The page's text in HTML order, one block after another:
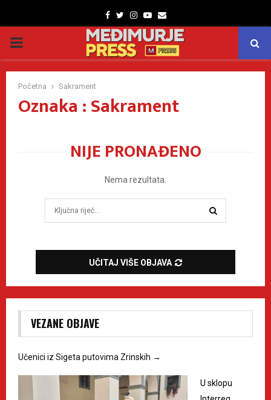
Facebook
TwitterInstagram
Youtube
Email
PRIMARY
MENU
Početna Sakrament
Oznaka : Sakrament
NIJE PRONAĐENO
Nema rezultata.
UČITAJ VIŠE OBJAVA
VEZANE OBJAVE
Učenici iz Sigeta putovima Zrinskih →
U sklopu